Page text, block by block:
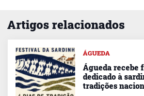
Artigos relacionados
ÁGUEDA
Águeda recebe
dedicado à
tradições